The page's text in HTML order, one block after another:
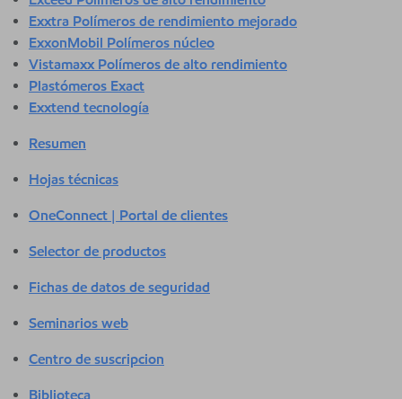
Exxtra Polímeros de rendimiento mejorado
ExxonMobil Polímeros núcleo
Vistamaxx Polímeros de alto rendimiento
Plastómeros Exact
Exxtend tecnología
Resumen
Hojas técnicas
OneConnect | Portal de clientes
Selector de productos
Fichas de datos de seguridad
Seminarios web
Centro de suscripcion
Biblioteca